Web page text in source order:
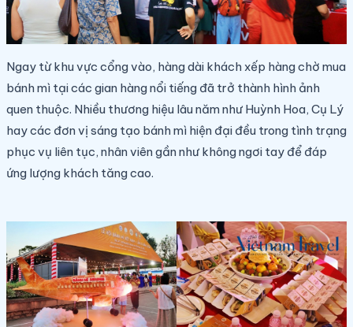
Ngay từ khu vực cổng vào, hàng dài khách xếp hàng chờ mua
bánh mì tại các gian hàng nổi tiếng đã trở thành hình ảnh
quen thuộc. Nhiều thương hiệu lâu năm như Huỳnh Hoa, Cụ Lý
hay các đơn vị sáng tạo bánh mì hiện đại đều trong tình trạng
phục vụ liên tục, nhân viên gần như không ngơi tay để đáp
ứng lượng khách tăng cao.